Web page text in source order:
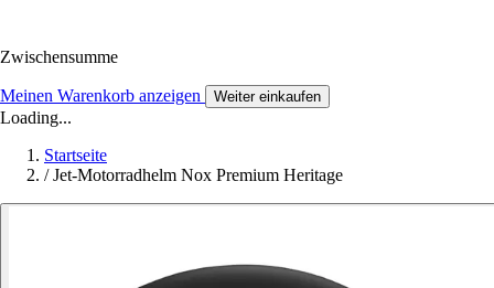
Zwischensumme
Meinen Warenkorb anzeigen Weiter einkaufen
Loading...
Startseite
/ Jet-Motorradhelm Nox Premium Heritage